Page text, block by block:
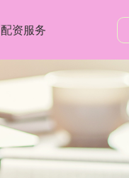
配资服务